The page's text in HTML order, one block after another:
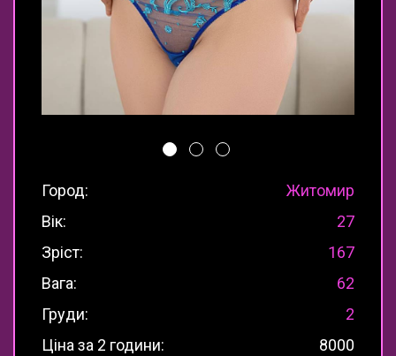
Город:
Житомир
Вік:
27
Зріст:
167
Вага:
62
Груди:
2
Ціна за 2 години:
8000